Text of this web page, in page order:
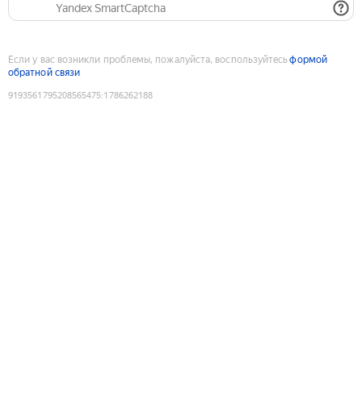
Yandex SmartCaptcha
Если у вас возникли проблемы, пожалуйста, воспользуйтесьформой
обратной связи
9193561795208565475:1786262188